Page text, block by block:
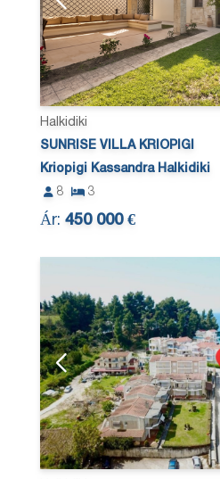
Halkidiki
SUNRISE VILLA KRIOPIGI
Kriopigi Kassandra Halkidiki
8
3
Ár:450 000 €